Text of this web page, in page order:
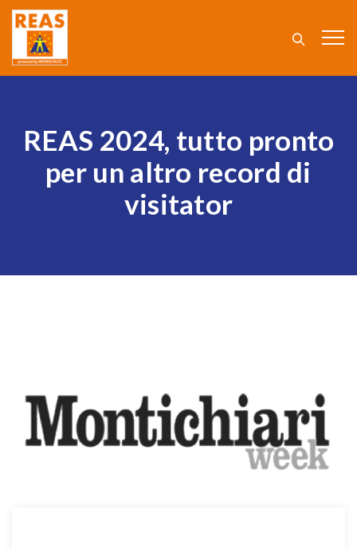
REAS 2024, tutto pronto
per un altro record di
visitator